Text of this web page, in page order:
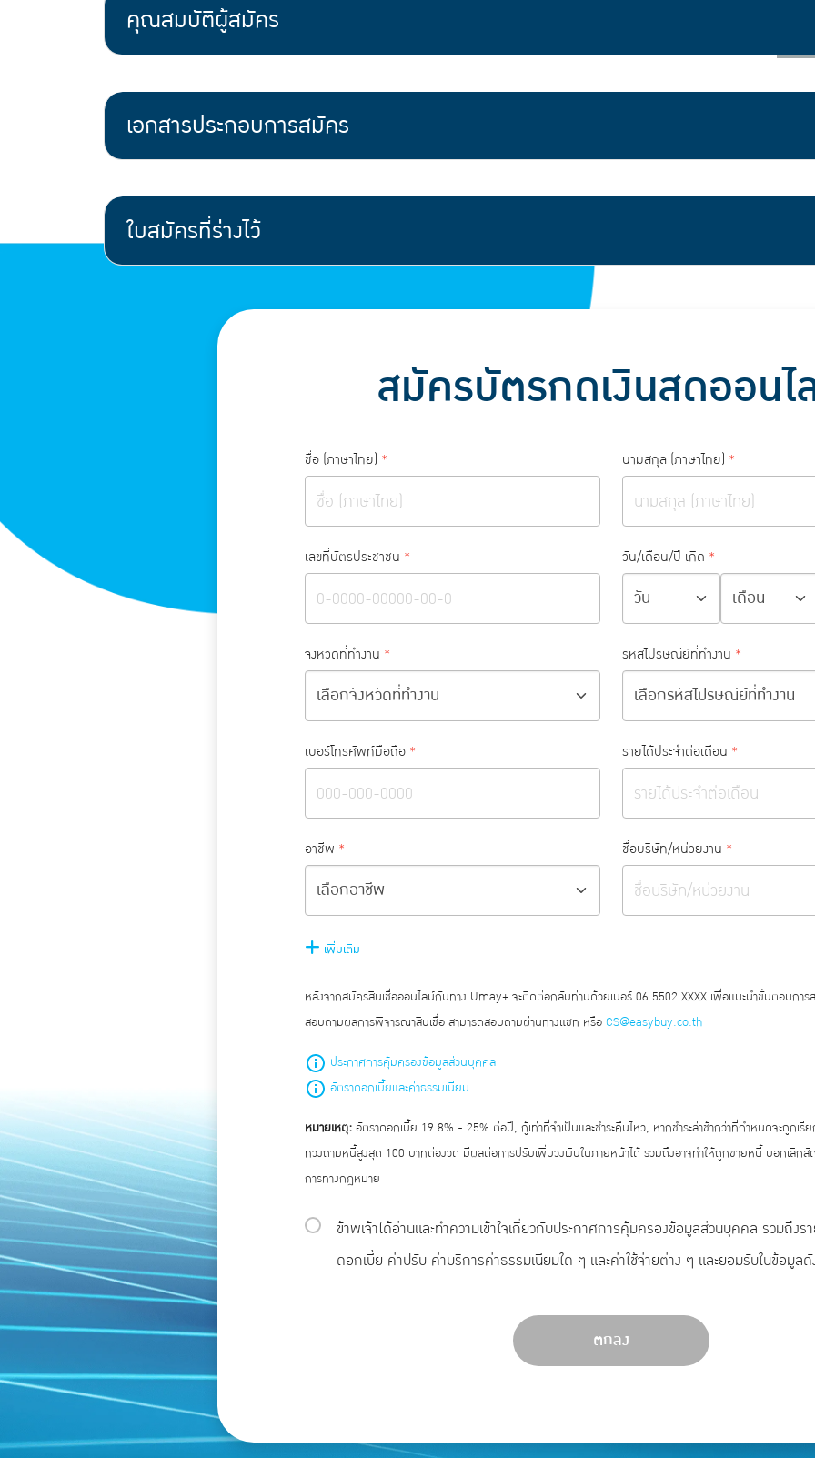
คุณสมบัติผู้สมัคร
เอกสารประกอบการสมัคร
ใบสมัครที่ร่างไว้
สมัครบัตรกดเงินสดออนไ
ชื่อ (ภาษาไทย) * นามสกุล (ภาษาไทย) *
เลขที่บัตรประชาชน * วัน/เดือน/ปี เกิด *
จังหวัดที่ทำงาน * รหัสไปรษณีย์ที่ทำงาน *
เบอร์โทรศัพท์มือถือ * รายได้ประจำต่อเดือน *
อาชีพ * ชื่อบริษัท/หน่วยงาน *
เพิ่มเติม
หลังจากสมัครสินเชื่อออนไลน์กับทาง Umay+ จะติดต่อกลับท่านด้วยเบอร์ 06 5502 XXXX เพื่อแนะนำขั้นตอนกา
สอบถามผลการพิจารณาสินเชื่อ สามารถสอบถามผ่านทางแชท หรือCS@easybuy.co.th
ประกาศการคุ้มครองข้อมูลส่วนบุคคล
อัตราดอกเบี้ยและค่าธรรมเนียม
หมายเหตุ:อัตราดอกเบี้ย 19.8% - 25% ต่อปี, กู้เท่าที่จำเป็นและชำระคืนไหว, หากชำระล่าช้ากว่าที่กำหนดจะถูกเรี
ทวงถามหนี้สูงสุด 100 บาทต่องวด มีผลต่อการปรับเพิ่มวงเงินในภายหน้าได้ รวมถึงอาจทำให้ถูกขายหนี้ บอกเลิก
การทางกฎหมาย
ข้าพเจ้าได้อ่านและทำความเข้าใจเกี่ยวกับประกาศการคุ้มครองข้อมูลส่วนบุคคล รวมถึงร
ดอกเบี้ย ค่าปรับ ค่าบริการค่าธรรมเนียมใด ๆ และค่าใช้จ่ายต่าง ๆ และยอมรับในข้อมูล
ตกลง